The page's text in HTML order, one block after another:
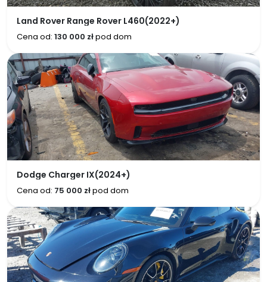
Land Rover Range Rover L460(2022+)
Cena od: 130 000 złpod dom
Dodge Charger IX(2024+)
Cena od: 75 000 złpod dom